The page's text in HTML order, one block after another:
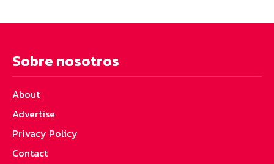
Sobre nosotros
About
Advertise
Privacy Policy
Contact